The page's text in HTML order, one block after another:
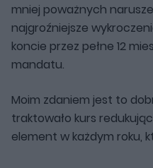
mniej poważnych
najgroźniejsze
koncie przez pełne 12
mandatu.
Moim zdaniem jest to
traktowało kurs
element w każdym roku,